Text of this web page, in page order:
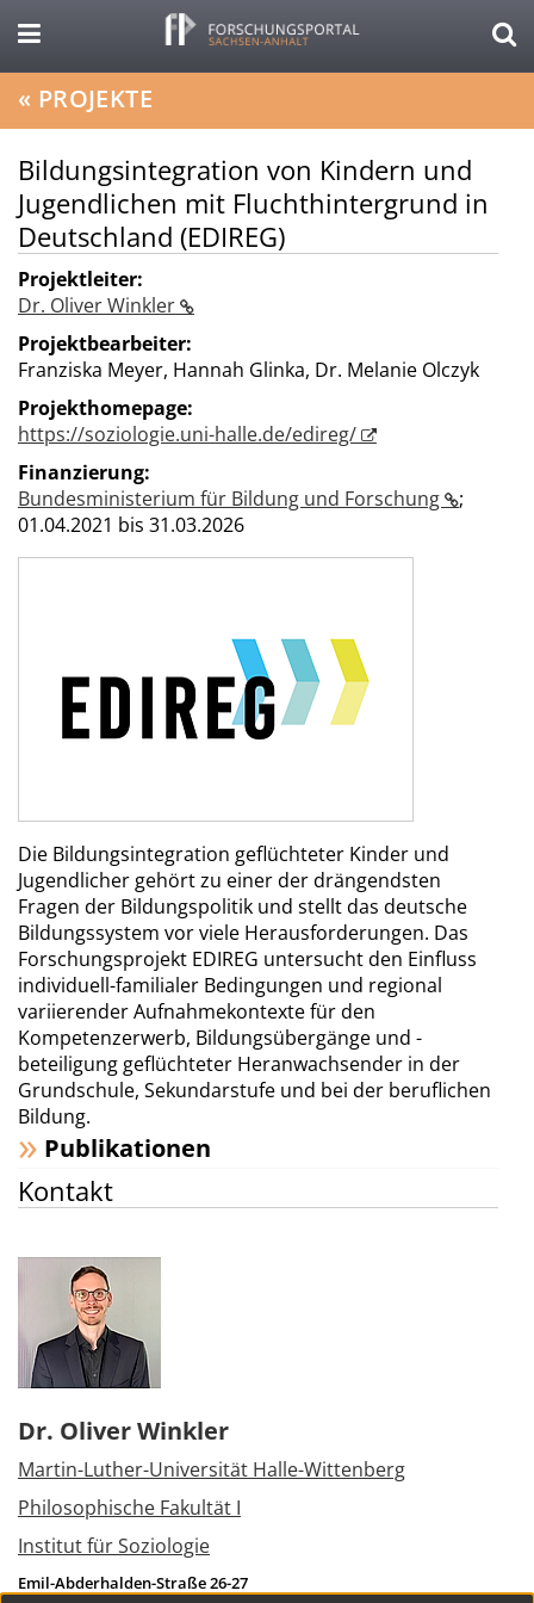
« PROJEKTE
Bildungsintegration von Kindern und
Jugendlichen mit Fluchthintergrund in
Deutschland (EDIREG)
Projektleiter:
Dr. Oliver Winkler
Projektbearbeiter:
Franziska Meyer, Hannah Glinka, Dr. Melanie Olczyk
Projekthomepage:
https://soziologie.uni-halle.de/edireg/
Finanzierung:
Bundesministerium für Bildung und Forschung
;
01.04.2021 bis 31.03.2026
Die Bildungsintegration geflüchteter Kinder und
Jugendlicher gehört zu einer der drängendsten
Fragen der Bildungspolitik und stellt das deutsche
Bildungssystem vor viele Herausforderungen. Das
Forschungsprojekt EDIREG untersucht den Einfluss
individuell-familialer Bedingungen und regional
variierender Aufnahmekontexte für den
Kompetenzerwerb, Bildungsübergänge und -
beteiligung geflüchteter Heranwachsender in der
Grundschule, Sekundarstufe und bei der beruflichen
Bildung.
Publikationen
Kontakt
Dr. Oliver Winkler
Martin-Luther-Universität Halle-Wittenberg
Philosophische Fakultät I
Institut für Soziologie
Emil-Abderhalden-Straße 26-27